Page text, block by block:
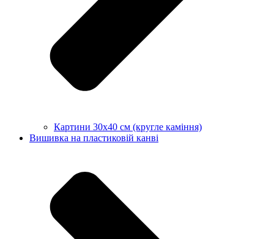
Картини 30х40 см (кругле каміння)
Вишивка на пластиковій канві